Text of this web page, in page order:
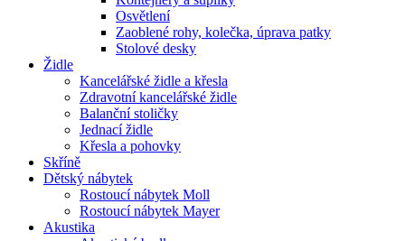
Osvětlení
Zaoblené rohy, kolečka, úprava patky
Stolové desky
Židle
Kancelářské židle a křesla
Zdravotní kancelářské židle
Balanční stoličky
Jednací židle
Křesla a pohovky
Skříně
Dětský nábytek
Rostoucí nábytek Moll
Rostoucí nábytek Mayer
Akustika